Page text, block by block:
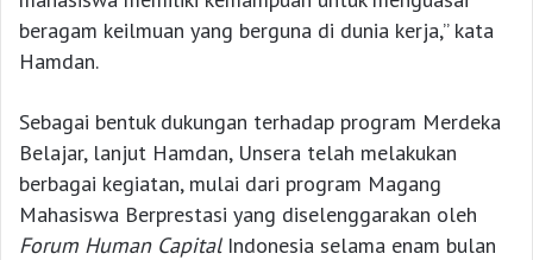
beragam keilmuan yang berguna di dunia kerja,” kata
Hamdan.
Sebagai bentuk dukungan terhadap program Merdeka
Belajar, lanjut Hamdan, Unsera telah melakukan
berbagai kegiatan, mulai dari program Magang
Mahasiswa Berprestasi yang diselenggarakan oleh
Forum Human CapitalIndonesia selama enam bulan